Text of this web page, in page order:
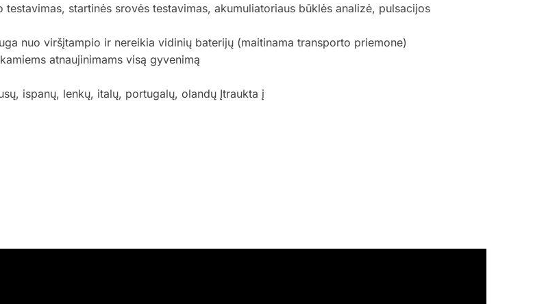
startinės srovės testavimas, akumuliatoriaus būklės analizė, pulsacijos
nuo viršįtampio ir nereikia vidinių baterijų (maitinama transporto priemone)
atnaujinimams visą gyvenimą
ispanų, lenkų, italų, portugalų, olandų Įtraukta į